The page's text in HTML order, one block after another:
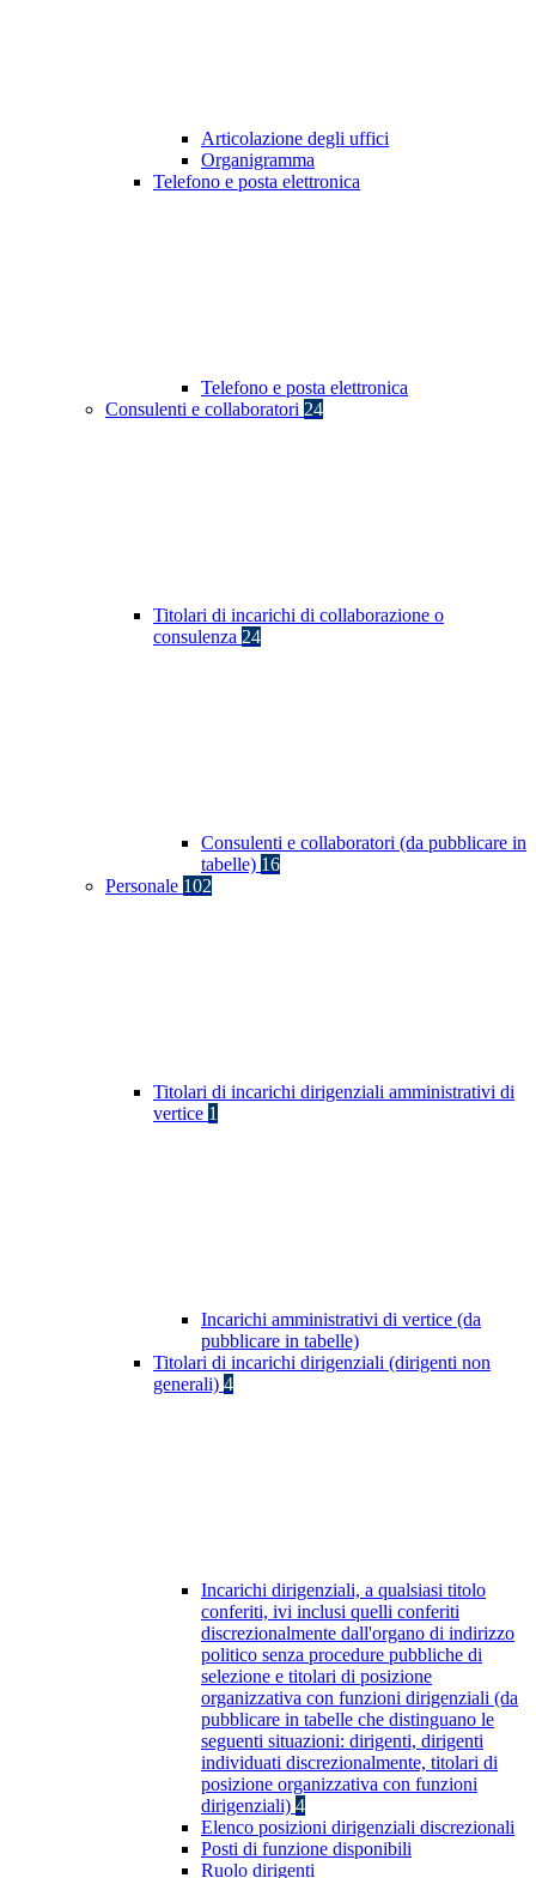
Articolazione degli uffici
Organigramma
Telefono e posta elettronica
Telefono e posta elettronica
Consulenti e collaboratori 24
Titolari di incarichi di collaborazione o
consulenza 24
Consulenti e collaboratori (da pubblicare in
tabelle) 16
Personale 102
Titolari di incarichi dirigenziali amministrativi di
vertice 1
Incarichi amministrativi di vertice (da
pubblicare in tabelle)
Titolari di incarichi dirigenziali (dirigenti non
generali) 4
Incarichi dirigenziali, a qualsiasi titolo
conferiti, ivi inclusi quelli conferiti
discrezionalmente dall'organo di indirizzo
politico senza procedure pubbliche di
selezione e titolari di posizione
organizzativa con funzioni dirigenziali (da
pubblicare in tabelle che distinguano le
seguenti situazioni: dirigenti, dirigenti
individuati discrezionalmente, titolari di
posizione organizzativa con funzioni
dirigenziali) 4
Elenco posizioni dirigenziali discrezionali
Posti di funzione disponibili
Ruolo dirigenti